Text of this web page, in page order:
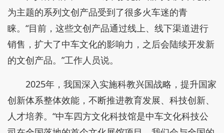
为主题的系列文创产品受到了很多火车迷的青
睐。“目前，这些文创产品通过线上、线下渠道进行
销售，扩大了中车文化的影响力，之后会陆续开发新
的文创产品。”工作人员说。
2025年，我国深入实施科教兴国战略，提升国家
创新体系整体效能，不断推进教育发展、科技创新、
人才培养。“中车四方文化科技馆是中车文化科技公